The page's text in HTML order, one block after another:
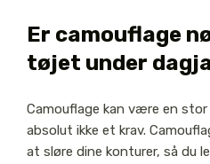
Er camouflage
tøjet under
Camouflage kan være en
absolut ikke et krav.
at sløre dine konturer, så du